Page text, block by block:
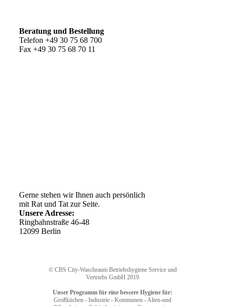
Beratung und Bestellung
Telefon +49 30 75 68 700
Fax +49 30 75 68 70 11
Gerne stehen wir Ihnen auch persönlich
mit Rat und Tat zur Seite.
Unsere Adresse:
Ringbahnstraße 46-48
12099 Berlin
© CBS City-Waschraum Betriebshygiene Service und
Vertriebs GmbH 2019
Unser Programm für eine bessere Hygiene für:
Großküchen - Industrie - Kommunen - Alten-und